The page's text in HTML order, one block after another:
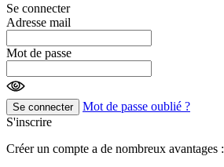
Se connecter
Adresse mail
Mot de passe
Se connecter
Mot de passe oublié ?
S'inscrire
Créer un compte a de nombreux avantages :